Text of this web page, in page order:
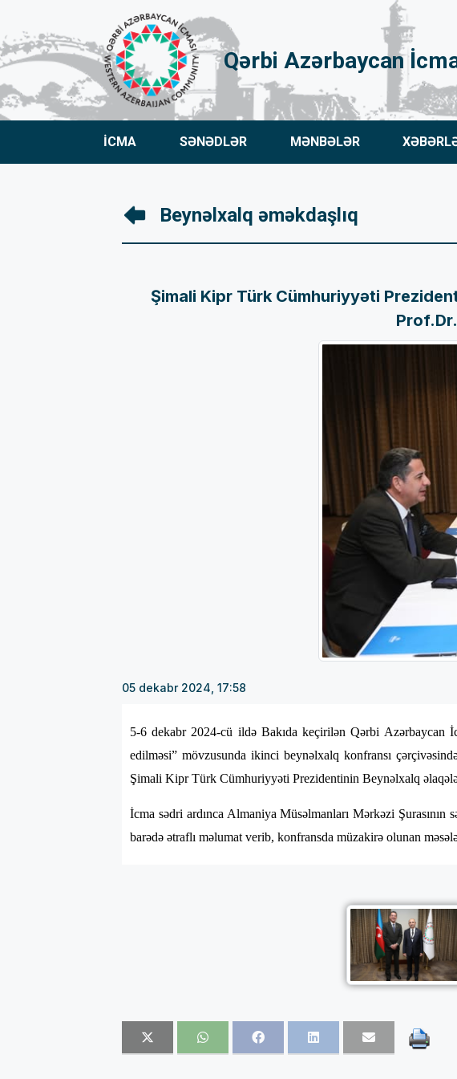
Qərbi Azərbaycan
İCMA SƏNƏDLƏR MƏNBƏLƏR
Beynəlxalq əməkdaşlıq
Şimali Kipr Türk Cümhuriyyəti
05 dekabr 2024, 17:58
5-6 dekabr 2024-cü ildə Bakıda keçirilən Qərbi Azərbaycan
edilməsi” mövzusunda ikinci beynəlxalq konfransı
Şimali Kipr Türk Cümhuriyyəti Prezidentinin Beynəlxalq
İcma sədri ardınca Almaniya Müsəlmanları Mərkəzi
barədə ətraflı məlumat verib, konfransda müzakirə olunan